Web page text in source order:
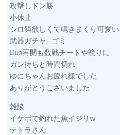
攻撃しドン勝
小休止
シロ餌欲しくて鳴きまくり可愛い
武器ガチャ…ゴミ
Duo再開も数戦チートや籠りに
ガン待ちと時間切れ
ゆにちゃんお疲れ様でした
ありがとうございました
雑談
イケボで釣れた魚イジリw
テトラさん